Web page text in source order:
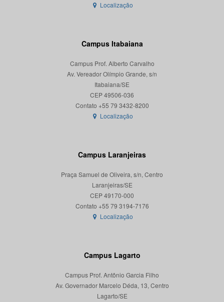
Localização
Campus Itabaiana
Campus Prof. Alberto Carvalho
Av. Vereador Olímpio Grande, s/n
Itabaiana/SE
CEP 49506-036
Localização
Campus Laranjeiras
Praça Samuel de Oliveira, s/n, Centro
Laranjeiras/SE
CEP 49170-000
Localização
Campus Lagarto
Campus Prof. Antônio Garcia Filho
Av. Governador Marcelo Déda, 13, Centro
Lagarto/SE